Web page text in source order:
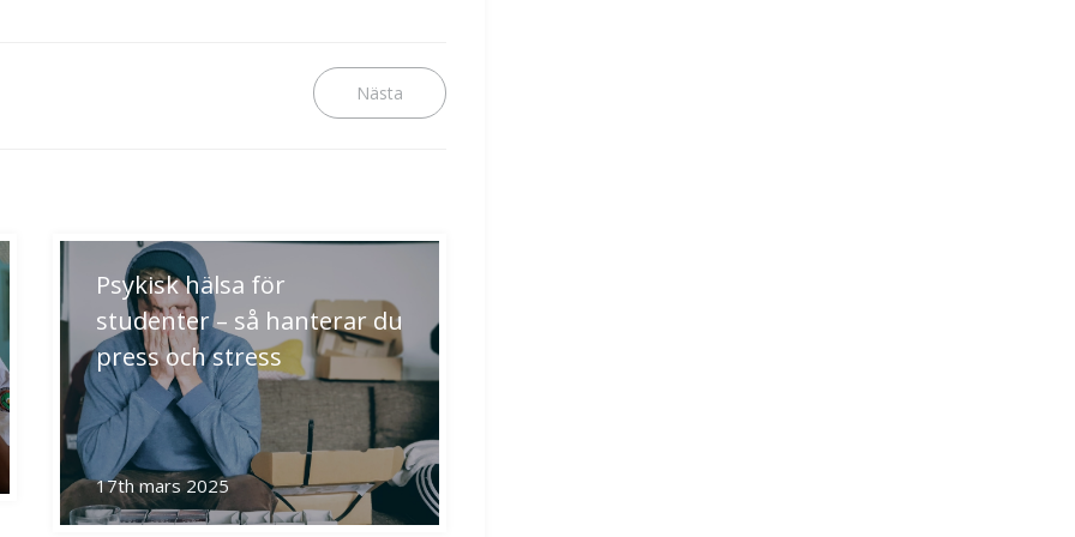
post:
Psykisk hälsa för
studenter – så hanterar du
press och stress
17th mars 2025